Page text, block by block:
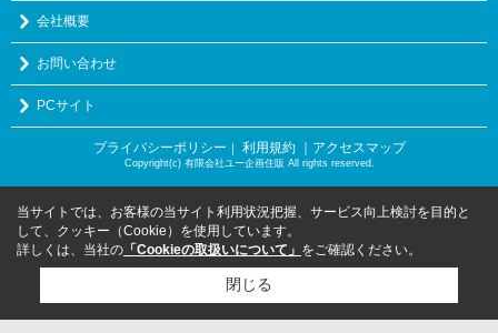
会社概要
お問い合わせ
PCサイト
プライバシーポリシー ｜ 利用規約 ｜アクセスマップ
Copyright(c) 有限会社ユー企画住販 All rights reserved.
当サイトでは、お客様の当サイト利用状況把握、サービス向上検討を目的と
して、クッキー（Cookie）を使用しています。
詳しくは、当社の 「Cookieの取扱いについて」 をご確認ください。
閉じる